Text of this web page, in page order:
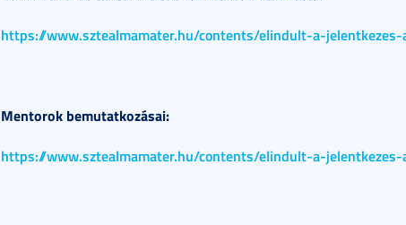
https://www.sztealmamater.hu/contents/elindult-a-
Mentorok bemutatkozásai:
https://www.sztealmamater.hu/contents/elindult-a-